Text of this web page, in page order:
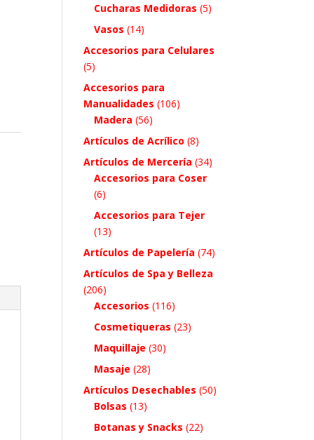
Cucharas Medidoras (5)
Vasos (14)
Accesorios para Celulares
(5)
Accesorios para
Manualidades (106)
Madera (56)
Artículos de Acrílico (8)
Artículos de Mercería (34)
Accesorios para Coser
(6)
Accesorios para Tejer
(13)
Artículos de Papelería (74)
Artículos de Spa y Belleza
(206)
Accesorios (116)
Cosmetiqueras (23)
Maquillaje (30)
Masaje (28)
Artículos Desechables (50)
Bolsas (13)
Botanas y Snacks (22)